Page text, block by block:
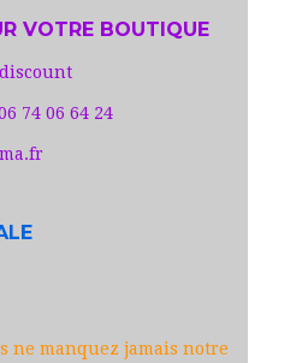
VOTRE BOUTIQUE
74 06 64 24
ne manquez jamais notre